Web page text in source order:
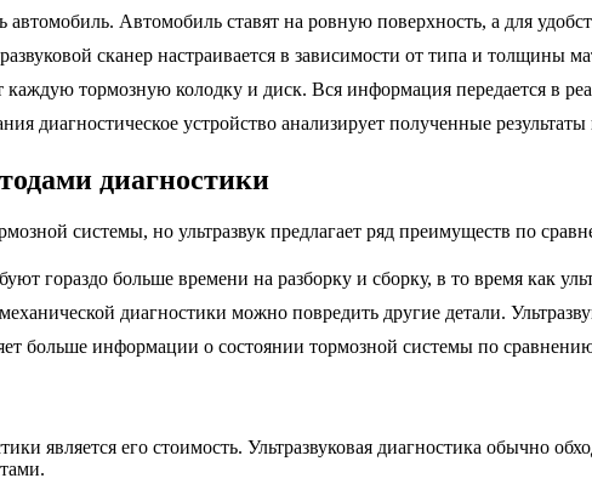
автомобиль. Автомобиль ставят на ровную поверхность, а для
сканер настраивается в зависимости от типа и толщины
каждую тормозную колодку и диск. Вся информация передается в
диагностическое устройство анализирует полученные
диагностики
системы, но ультразвук предлагает ряд преимуществ по
гораздо больше времени на разборку и сборку, в то время как
диагностики можно повредить другие детали.
больше информации о состоянии тормозной системы по
является его стоимость. Ультразвуковая диагностика обычно